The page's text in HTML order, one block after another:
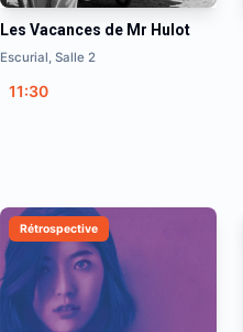
Les Vacances de Mr Hulot
Escurial, Salle 2
11:30
Rétrospective